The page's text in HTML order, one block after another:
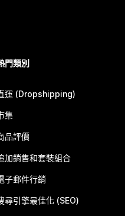
門類別
運 (Dropshipping)
集
品評價
加銷售和套裝組合
子郵件行銷
尋引擎最佳化 (SEO)